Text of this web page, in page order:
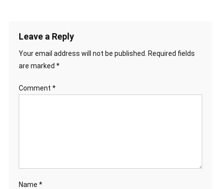
Leave a Reply
Your email address will not be published.
Required fields
are marked *
Comment *
Name *